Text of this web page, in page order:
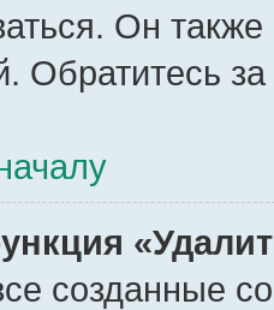
Он
Обратитесь
созданные